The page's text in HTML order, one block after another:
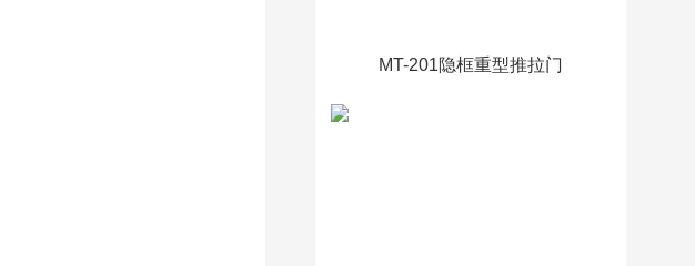
MT-201隐框重型推拉门